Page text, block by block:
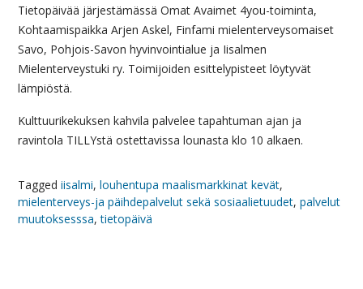
Tietopäivää järjestämässä Omat Avaimet 4you-toiminta,
Kohtaamispaikka Arjen Askel, Finfami mielenterveysomaiset
Savo, Pohjois-Savon hyvinvointialue ja Iisalmen
Mielenterveystuki ry. Toimijoiden esittelypisteet löytyvät
lämpiöstä.
Kulttuurikekuksen kahvila palvelee tapahtuman ajan ja
ravintola TILLYstä ostettavissa lounasta klo 10 alkaen.
Tagged iisalmi, louhentupa maalismarkkinat kevät,
mielenterveys-ja päihdepalvelut sekä sosiaalietuudet, palvelut
muutoksesssa,tietopäivä